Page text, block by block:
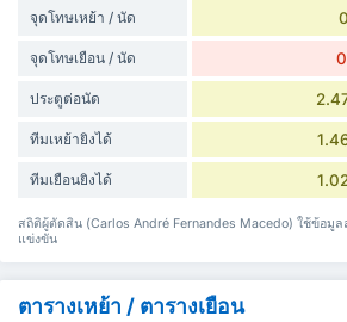
จุดโทษเหย้า / นัด
จุดโทษเยือน / นัด
ประตูต่อนัด
ทีมเหย้ายิงได้
ทีมเยือนยิงได้
สถิติผู้ตัดสิน (Carlos André Fernandes Macedo) ใช้ข้อมู
แข่งขัน
ตารางเหย้า / ตารางเยือน